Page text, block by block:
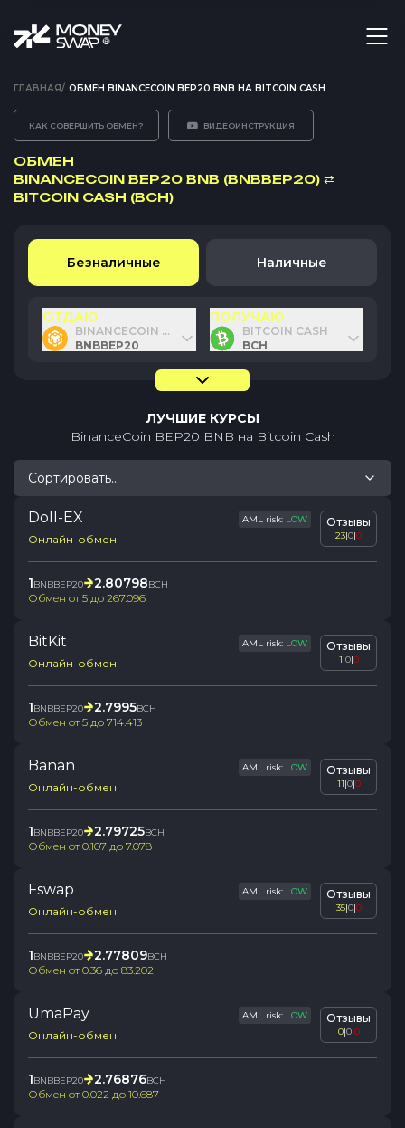
ГЛАВНАЯ/ ОБМЕН BINANCECOIN BEP20 BNB НА BITCOIN CASH
КАК СОВЕРШИТЬ ОБМЕН? ВИДЕОИНСТРУКЦИЯ
ОБМЕН
BINANCECOIN BEP20 BNB (BNBBEP20) ⇄
BITCOIN CASH (BCH)
Безналичные Наличные
ОТДАЮ
BINANCECOIN BEP20 BNB
BNBBEP20
ПОЛУЧАЮ
BITCOIN CASH
BCH
ЛУЧШИЕ КУРСЫ
BinanceCoin BEP20 BNB на Bitcoin Cash
Сортировать...
Doll-EX AML risk: LOW
Онлайн-обмен
Отзывы
23|0|0
1BNBBEP20 2.80798BCH
Обмен от5 до 267.096
BitKit AML risk: LOW
Онлайн-обмен
Отзывы
1|0|0
1BNBBEP20 2.7995BCH
Обмен от5 до 714.413
Banan AML risk: LOW
Онлайн-обмен
Отзывы
11|0|0
1BNBBEP20 2.79725BCH
Обмен от0.107 до 7.078
Fswap AML risk: LOW
Онлайн-обмен
Отзывы
35|0|0
1BNBBEP20 2.77809BCH
Обмен от0.36 до 83.202
UmaPay AML risk: LOW
Онлайн-обмен
Отзывы
0|0|0
1BNBBEP20 2.76876BCH
Обмен от0.022 до 10.687